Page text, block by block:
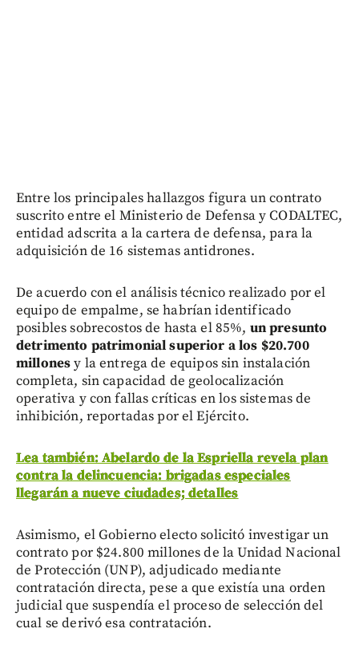
Entre los principales hallazgos figura un contrato
suscrito entre el Ministerio de Defensa y CODALTEC,
entidad adscrita a la cartera de defensa, para la
adquisición de 16 sistemas antidrones.
De acuerdo con el análisis técnico realizado por el
equipo de empalme, se habrían identificado
posibles sobrecostos de hasta el 85%, un presunto
detrimento patrimonial superior a los $20.700
millonesy la entrega de equipos sin instalación
completa, sin capacidad de geolocalización
operativa y con fallas críticas en los sistemas de
inhibición, reportadas por el Ejército.
Lea también: Abelardo de la Espriella revela plan
contra la delincuencia: brigadas especiales
llegarán a nueve ciudades; detalles
Asimismo, el Gobierno electo solicitó investigar un
contrato por $24.800 millones de la Unidad Nacional
de Protección (UNP), adjudicado mediante
contratación directa, pese a que existía una orden
judicial que suspendía el proceso de selección del
cual se derivó esa contratación.